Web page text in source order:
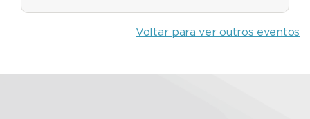
Voltar para ver outros eventos